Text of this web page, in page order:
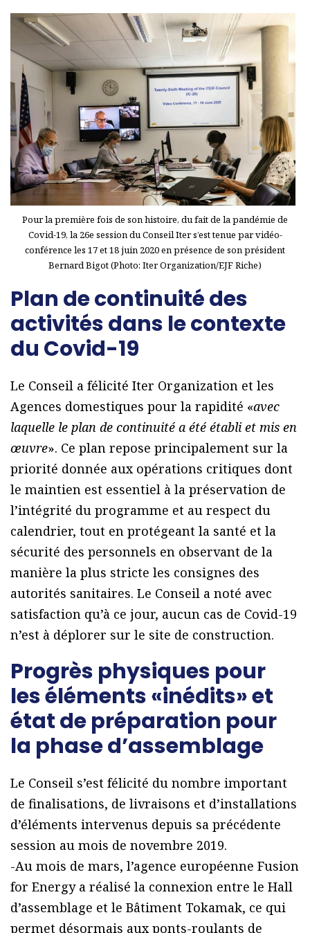
Pour la première fois de son histoire, du fait de la pandémie de
Covid-19, la 26e session du Conseil Iter s’est tenue par vidéo-
conférence les 17 et 18 juin 2020 en présence de son président
Bernard Bigot (Photo: Iter Organization/EJF Riche)
Plan de continuité des
activités dans le contexte
du Covid-19
Le Conseil a félicité Iter Organization et les
Agences domestiques pour la rapidité «avec
laquelle le plan de continuité a été établi et mis en
œuvre». Ce plan repose principalement sur la
priorité donnée aux opérations critiques dont
le maintien est essentiel à la préservation de
l’intégrité du programme et au respect du
calendrier, tout en protégeant la santé et la
sécurité des personnels en observant de la
manière la plus stricte les consignes des
autorités sanitaires. Le Conseil a noté avec
satisfaction qu’à ce jour, aucun cas de Covid-19
n’est à déplorer sur le site de construction.
Progrès physiques pour
les éléments «inédits» et
état de préparation pour
la phase d’assemblage
Le Conseil s’est félicité du nombre important
de finalisations, de livraisons et d’installations
d’éléments intervenus depuis sa précédente
session au mois de novembre 2019.
-Au mois de mars, l’agence européenne Fusion
for Energy a réalisé la connexion entre le Hall
d’assemblage et le Bâtiment Tokamak, ce qui
permet désormais aux ponts-roulants de